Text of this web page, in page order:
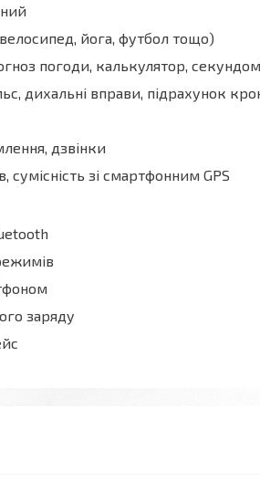
йога, футбол тощо)
погоди, калькулятор,
дихальні вправи, підрахунок
дзвінки
зі смартфонним GPS
заряду